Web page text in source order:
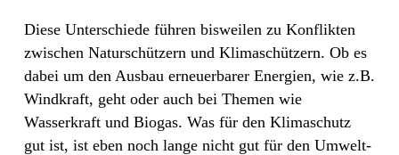
Diese Unterschiede führen bisweilen zu Konflikten
zwischen Naturschützern und Klimaschützern. Ob es
dabei um den Ausbau erneuerbarer Energien, wie z.B.
Windkraft, geht oder auch bei Themen wie
Wasserkraft und Biogas. Was für den Klimaschutz
gut ist, ist eben noch lange nicht gut für den Umwelt-